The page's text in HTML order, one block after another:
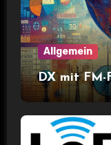
Allgemein
DX mit FM-